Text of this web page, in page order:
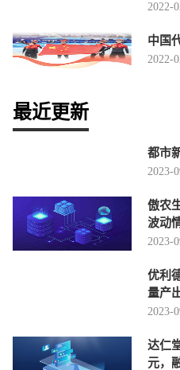
2022-
中国
2022-
最近更新
都市
2023-
傲农
波动
2023-
优利
量产
2023-
达仁
元，